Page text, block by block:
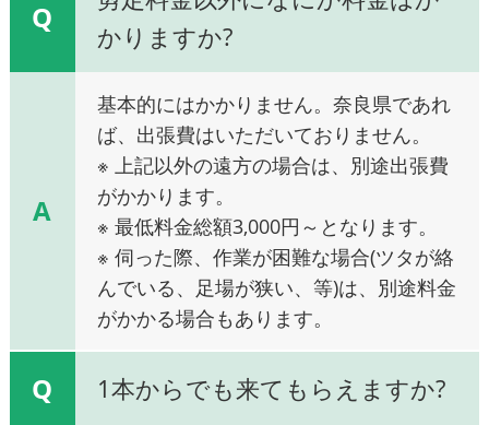
Q
かりますか?
A
基本的にはかかりません。奈良県であれ
ば、出張費はいただいておりません。
※ 上記以外の遠方の場合は、別途出張費
がかかります。
※ 最低料金総額3,000円～となります。
※ 伺った際、作業が困難な場合(ツタが絡
んでいる、足場が狭い、等)は、別途料金
がかかる場合もあります。
Q 1本からでも来てもらえますか?